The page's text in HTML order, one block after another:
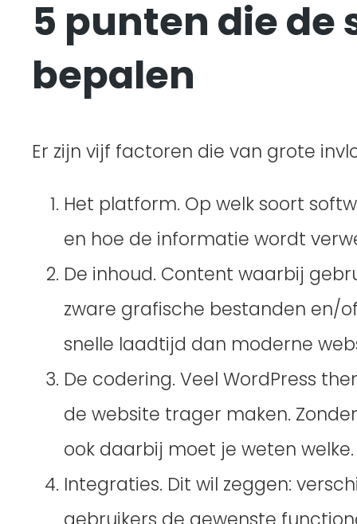
5 punten die de
bepalen
Er zijn vijf factoren die van grote
Het platform. Op welk soort
en hoe de informatie wordt
De inhoud. Content waarbij
zware grafische bestanden en/
snelle laadtijd dan moderne
De codering. Veel WordPress
de website trager maken.
ook daarbij moet je weten
Integraties. Dit wil zeggen: